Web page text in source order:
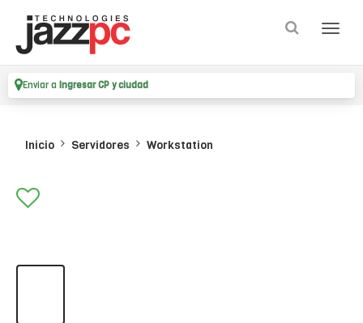
Enviar a Ingresar CP y ciudad
Inicio Servidores Workstation